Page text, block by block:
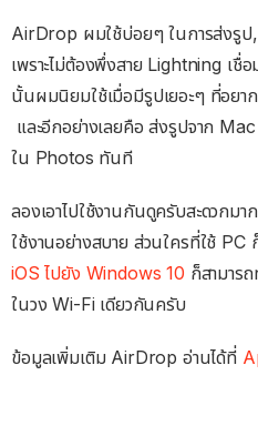
AirDrop ผมใช้บ่อยๆ ในการส่งรูป
เพราะไม่ต้องพึ่งสาย Lightning เชื่
นั้นผมนิยมใช้เมื่อมีรูปเยอะๆ ที่อยา
และอีกอย่างเลยคือ ส่งรูปจาก
ใน Photos ทันที
ลองเอาไปใช้งานกันดูครับสะดวกม
ใช้งานอย่างสบาย ส่วนใครที่ใช้ PC
iOS ไปยัง Windows 10 ก็สามาร
ในวง Wi-Fi เดียวกันครับ
ข้อมูลเพิ่มเติม AirDrop อ่านได้ที่